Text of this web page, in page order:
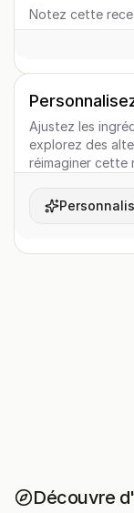
Notez cette
Ajustez les
explorez des
réimaginer cette
Découvre